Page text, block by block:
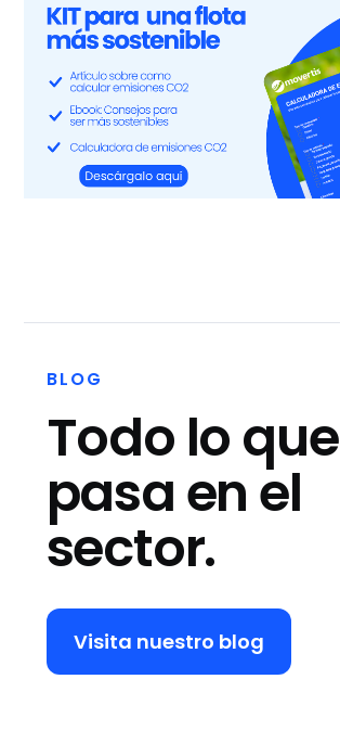
BLOG
Todo lo que
pasa en el
sector.
Visita nuestro blog